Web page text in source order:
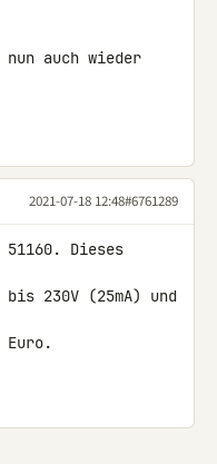
auch wieder
2021-07-18 12:48#6761289
Dieses
230V (25mA) und
Euro.